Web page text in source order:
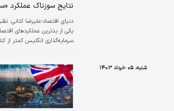
نتایج سوزناک عملکرد
دنیای اقتصاد-علیرضا کتانی:
سرمایه‌گذاری انگلیس کمتر از
شنبه، ۰۵ خرداد ۱۴۰۳